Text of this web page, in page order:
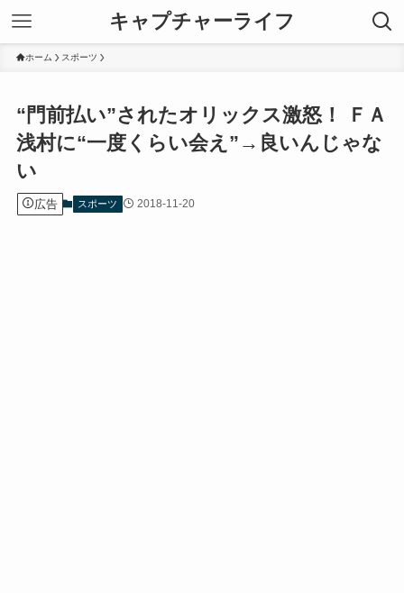
キャプチャーライフ
ホーム スポーツ
“門前払い”されたオリックス激怒！ ＦＡ
浅村に“一度くらい会え”→良いんじゃな
い
広告 スポーツ 2018-11-20